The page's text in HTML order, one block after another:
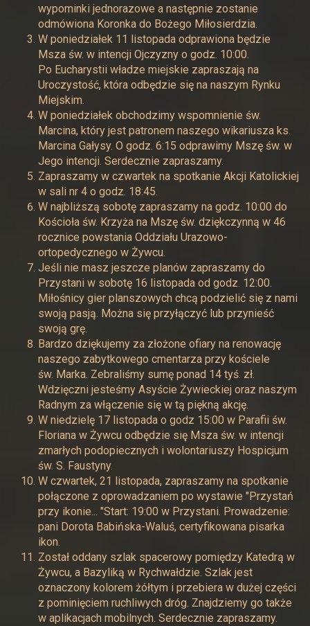
wypominki jednorazowe a następnie zostanie
odmówiona Koronka do Bożego Miłosierdzia.
W poniedziałek 11 listopada odprawiona będzie
Msza św. w intencji Ojczyzny o godz. 10:00.
Po Eucharystii władze miejskie zapraszają na
Uroczystość, która odbędzie się na naszym Rynku
Miejskim.
W poniedziałek obchodzimy wspomnienie św.
Marcina, który jest patronem naszego wikariusza ks.
Marcina Gałysy. O godz. 6:15 odprawimy Mszę św. w
Jego intencji. Serdecznie zapraszamy.
Zapraszamy w czwartek na spotkanie Akcji Katolickiej
w sali nr 4 o godz. 18:45.
W najbliższą sobotę zapraszamy na godz. 10:00 do
Kościoła św. Krzyża na Mszę św. dziękczynną w 46
rocznice powstania Oddziału Urazowo-
ortopedycznego w Żywcu.
Jeśli nie masz jeszcze planów zapraszamy do
Przystani w sobotę 16 listopada od godz. 12:00.
Miłośnicy gier planszowych chcą podzielić się z nami
swoją pasją. Można się przyłączyć lub przynieść
swoją grę.
Bardzo dziękujemy za złożone ofiary na renowację
naszego zabytkowego cmentarza przy kościele
św. Marka. Zebraliśmy sumę ponad 14 tyś. zł.
Wdzięczni jesteśmy Asyście Żywieckiej oraz naszym
Radnym za włączenie się w tą piękną akcję.
W niedzielę 17 listopada o godz 15:00 w Parafii św.
Floriana w Żywcu odbędzie się Msza św. w intencji
zmarłych podopiecznych i wolontariuszy Hospicjum
św. S. Faustyny.
W czwartek, 21 listopada, zapraszamy na spotkanie
połączone z oprowadzaniem po wystawie "Przystań
przy ikonie... "Start: 19:00 w Przystani. Prowadzenie:
pani Dorota Babińska-Waluś, certyfikowana pisarka
ikon.
Został oddany szlak spacerowy pomiędzy Katedrą w
Żywcu, a Bazyliką w Rychwałdzie. Szlak jest
oznaczony kolorem żółtym i przebiera w dużej części
z pominięciem ruchliwych dróg. Znajdziemy go także
w aplikacjach mobilnych. Serdecznie zapraszamy.